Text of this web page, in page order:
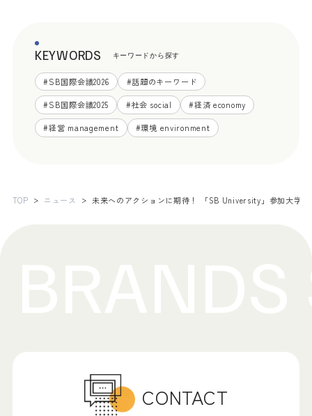
KEYWORDS キーワードから探す
#SB国際会議2026 #話題のキーワード
#SB国際会議2025 #社会 social #経済 economy
#経営 management #環境 environment
TOP ニュース 未来へのアクションに期待！ 「SB University」参加大学
CONTACT